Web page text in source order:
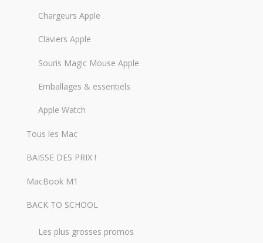
Chargeurs Apple
Claviers Apple
Souris Magic Mouse Apple
Emballages & essentiels
Apple Watch
Tous les Mac
BAISSE DES PRIX !
MacBook M1
BACK TO SCHOOL
Les plus grosses promos